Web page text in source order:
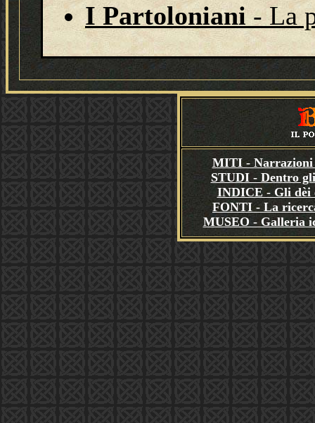
I Partoloniani- La
MITI - Narrazioni
STUDI - Dentro
INDICE - Gli dèi
FONTI - La
MUSEO - Galleria